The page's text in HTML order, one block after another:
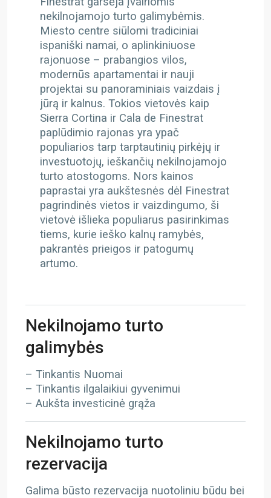
nekilnojamojo turto galimybėmis.
Miesto centre siūlomi tradiciniai
ispaniški namai, o aplinkiniuose
rajonuose – prabangios vilos,
modernūs apartamentai ir nauji
projektai su panoraminiais vaizdais į
jūrą ir kalnus. Tokios vietovės kaip
Sierra Cortina ir Cala de Finestrat
paplūdimio rajonas yra ypač
populiarios tarp tarptautinių pirkėjų ir
investuotojų, ieškančių nekilnojamojo
turto atostogoms. Nors kainos
paprastai yra aukštesnės dėl Finestrat
pagrindinės vietos ir vaizdingumo, ši
vietovė išlieka populiarus pasirinkimas
tiems, kurie ieško kalnų ramybės,
pakrantės prieigos ir patogumų
artumo.
Nekilnojamo turto
galimybės
– Tinkantis Nuomai
– Tinkantis ilgalaikiui gyvenimui
– Aukšta investicinė grąža
Nekilnojamo turto
rezervacija
Galima būsto rezervacija nuotoliniu būdu bei